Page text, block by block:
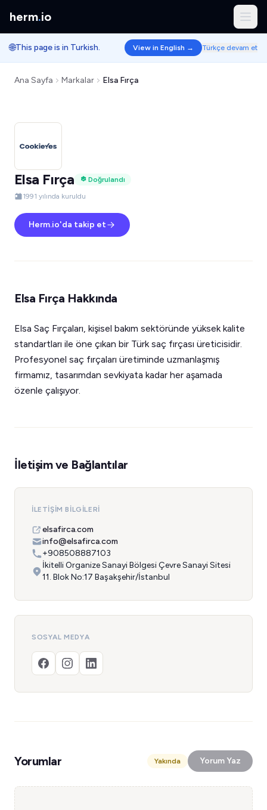
herm.io
🌐This page is in Turkish. View in English → Türkçe devam et
Ana Sayfa Markalar Elsa Fırça
Elsa Fırça
Doğrulandı
1991 yılında kuruldu
Herm.io'da takip et
Elsa Fırça Hakkında
Elsa Saç Fırçaları, kişisel bakım sektöründe yüksek kalite
standartları ile öne çıkan bir Türk saç fırçası üreticisidir.
Profesyonel saç fırçaları üretiminde uzmanlaşmış
firmamız, tasarımdan sevkiyata kadar her aşamada
özenle çalışıyor.
İletişim ve Bağlantılar
İLETIŞIM BILGILERI
elsafirca.com
info@elsafirca.com
+908508887103
İkitelli Organize Sanayi Bölgesi Çevre Sanayi Sitesi
11. Blok No:17 Başakşehir/İstanbul
SOSYAL MEDYA
Yorumlar Yakında Yorum Yaz